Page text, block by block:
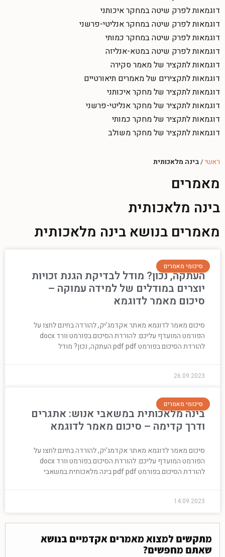
דוגמאות לפרק שיטה במחקר איכותני
דוגמאות לפרק שיטה במחקר אנליטי-פרשני
דוגמאות לפרק שיטה במחקר כמותי
דוגמאות לפרק שיטה במטא-אנליזה
דוגמאות לתקציר של מאמר סקירה
דוגמאות לתקצירים של מאמרים תיאורטיים
דוגמאות לתקציר של מחקר איכותני
דוגמאות לתקציר של מחקר אנליטי-פרשני
דוגמאות לתקציר של מחקר כמותי
דוגמאות לתקציר של מחקר משולב
ראשי /בינה מלאכותית
מאמרים
בינה מלאכותית
מאמרים בנושא בינה מלאכותית
סיכומי מאמרים
העתקה, נכון? מודל לבדיקת הגנת זכויות
יוצרים במודלים של למידה עמוקה –
סיכום מאמר לדוגמא
סיכום מאמר לדוגמא מאתר אקדמג'יק, להורדה בחינם לחצו על
הפורמט המועדף עליכם: להורדת הסיכום בפורמט וורד docx
להורדת הסיכום בפורמט pdf pdf העתקה, נכון? מודל
26.09.2023
סיכומי מאמרים
בינה מלאכותית במשאבי אנוש: אתגרים
ודרך קדימה – סיכום מאמר לדוגמא
סיכום מאמר לדוגמא מאתר אקדמג'יק, להורדה בחינם לחצו על
הפורמט המועדף עליכם: להורדת הסיכום בפורמט וורד docx
להורדת הסיכום בפורמט pdf pdf בינה מלאכותית במשאבי
14.09.2023
מתקשים למצוא מאמרים אקדמיים בנושא
שאתם מחפשים?